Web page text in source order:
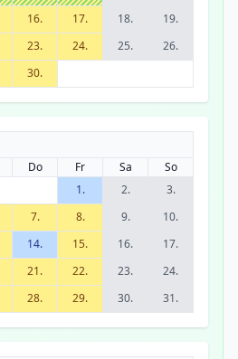
16. 17. 18.
19.
23. 24. 25.
26.
30.
Do Fr Sa
So
1.
2.
3.
7. 8. 9.
10.
14. 15. 16.
17.
21. 22. 23.
24.
28. 29. 30. 31.